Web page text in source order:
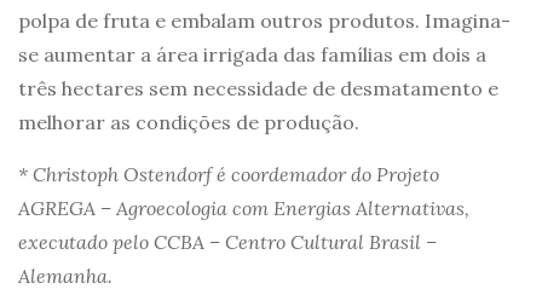
polpa de fruta e embalam outros produtos. Imagina-
se aumentar a área irrigada das famílias em dois a
três hectares sem necessidade de desmatamento e
melhorar as condições de produção.
* Christoph Ostendorf é coordemador do Projeto
AGREGA – Agroecologia com Energias Alternativas,
executado pelo CCBA – Centro Cultural Brasil –
Alemanha.